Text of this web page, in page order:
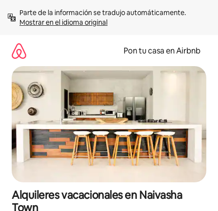
contenidoMostrar en el idioma original
Pon tu casa en Airbnb
Alquileres vacacionales en Naivasha
Town